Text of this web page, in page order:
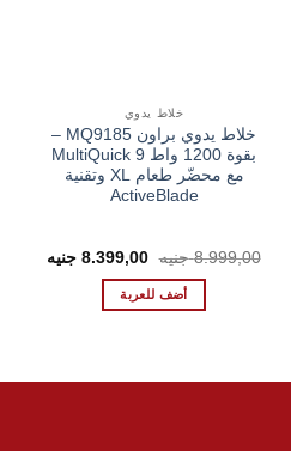
خلاط يدوي
خلاط يدوي براون MQ9185 –
بقوة 1200 واط MultiQuick 9
مع محضّر طعام XL وتقنية
ActiveBlade
8.999,00 جنيه السعر
هو:
8.999,00 EGP.
8.399,00 جنيهالسعر
أضف للعربة